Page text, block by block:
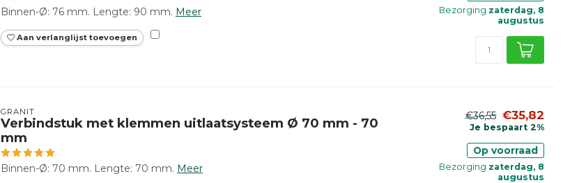
Binnen-Ø: 76 mm. Lengte: 90 mm. Meer
Aan verlanglijst toevoegen
Bezorging zaterdag, 8
augustus
GRANIT
Verbindstuk met klemmen uitlaatsysteem Ø 70 mm - 70
mm
Binnen-Ø: 70 mm. Lengte: 70 mm. Meer
€36,55 €35,82
Je bespaart 2%
Op voorraad
Bezorging zaterdag, 8
augustus